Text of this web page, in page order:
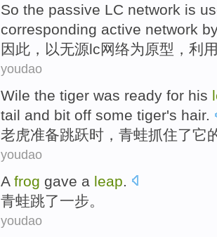
So the passive LC network is
corresponding active network
因此 ， 以无源lc网络为 原型 ， 利
youdao
Wile the tiger was ready for his
tail and bit off some tiger's hair.
老虎准备跳跃时， 青蛙抓住了它
youdao
A frog gave a leap
青蛙跳了一步。
youdao